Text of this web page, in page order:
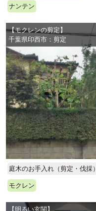
ナンテン
【モクレンの剪定】
千葉県印西市：剪定
庭木のお手入れ（剪定・伐採）
モクレン
【明るい玄関】